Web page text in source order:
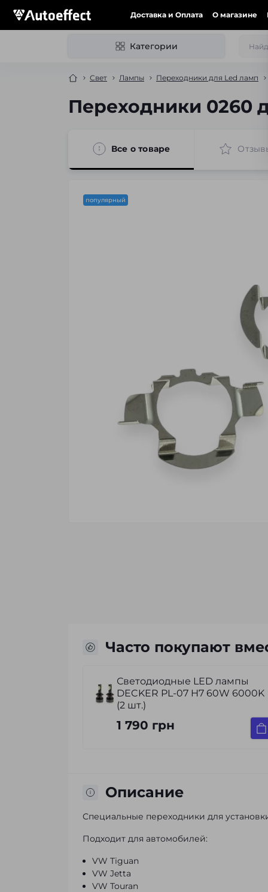
Доставка и Оплата О магазине
Категории
Свет Лампы Переходники для Led ламп
Переходники 0260
Все о товаре
популярный
Часто покупают
LED лампи автомобільні
DriveX UL-01 H7/H18 5.5K
2 700 грн
Описание
Специальные переходники для
Подходит для автомобилей:
VW Tiguan
VW Jetta
VW Touran